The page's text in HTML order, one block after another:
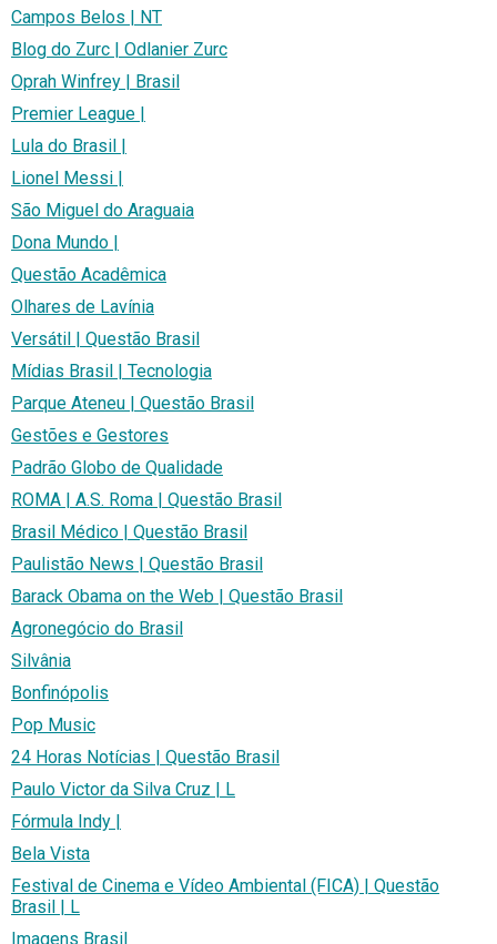
Campos Belos | NT
Blog do Zurc | Odlanier Zurc
Oprah Winfrey | Brasil
Premier League |
Lula do Brasil |
Lionel Messi |
São Miguel do Araguaia
Dona Mundo |
Questão Acadêmica
Olhares de Lavínia
Versátil | Questão Brasil
Mídias Brasil | Tecnologia
Parque Ateneu | Questão Brasil
Gestões e Gestores
Padrão Globo de Qualidade
ROMA | A.S. Roma | Questão Brasil
Brasil Médico | Questão Brasil
Paulistão News | Questão Brasil
Barack Obama on the Web | Questão Brasil
Agronegócio do Brasil
Silvânia
Bonfinópolis
Pop Music
24 Horas Notícias | Questão Brasil
Paulo Victor da Silva Cruz | L
Fórmula Indy |
Bela Vista
Festival de Cinema e Vídeo Ambiental (FICA) | Questão
Brasil | L
Imagens Brasil